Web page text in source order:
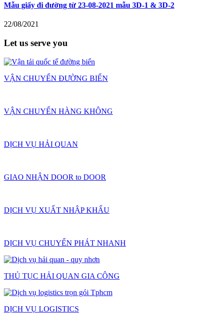
Mẫu giấy đi đường từ 23-08-2021 mẫu 3D-1 & 3D-2
22/08/2021
Let us serve you
VẬN CHUYỂN ĐƯỜNG BIỂN
VẬN CHUYỂN HÀNG KHÔNG
DỊCH VỤ HẢI QUAN
GIAO NHẬN DOOR to DOOR
DỊCH VỤ XUẤT NHẬP KHẨU
DỊCH VỤ CHUYỂN PHÁT NHANH
THỦ TỤC HẢI QUAN GIA CÔNG
DỊCH VỤ LOGISTICS